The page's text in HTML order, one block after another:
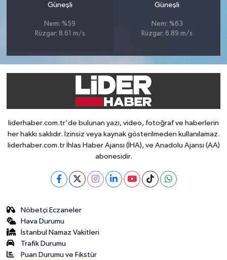
Güneşli
Nem: %59
Rüzgar: 8.61 m/s
Güneşli
Nem: %63
Rüzgar: 6.89 m/s
liderhaber.com.tr'de bulunan yazı, video, fotoğraf ve haberlerin
her hakkı saklıdır. İzinsiz veya kaynak gösterilmeden kullanılamaz.
liderhaber.com.tr İhlas Haber Ajansı (İHA), ve Anadolu Ajansı (AA)
abonesidir.
Nöbetçi Eczaneler
Hava Durumu
İstanbul Namaz Vakitleri
Trafik Durumu
Puan Durumu ve Fikstür